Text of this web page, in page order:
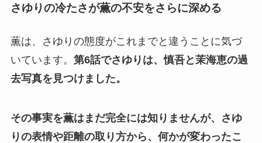
さゆりの冷たさが薫の不安をさらに深める
薫は、さゆりの態度がこれまでと違うことに気づ
いています。 第6話でさゆりは、慎吾と茉海恵の過
去写真を見つけました。
その事実を薫はまだ完全には知りませんが、さゆ
りの表情や距離の取り方から、何かが変わったこ